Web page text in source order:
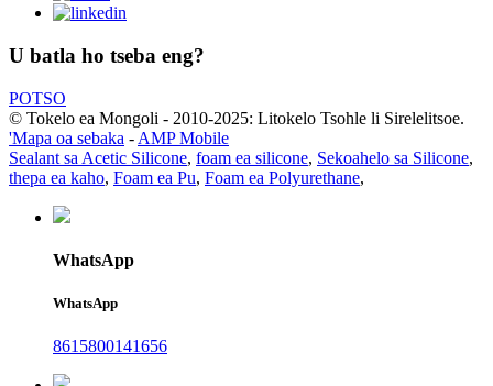
U batla ho tseba eng?
POTSO
© Tokelo ea Mongoli - 2010-2025: Litokelo Tsohle li Sirelelitsoe.
'Mapa oa sebaka - AMP Mobile
Sealant sa Acetic Silicone, foam ea silicone, Sekoahelo sa Silicone,
thepa ea kaho, Foam ea Pu, Foam ea Polyurethane,
WhatsApp
WhatsApp
8615800141656